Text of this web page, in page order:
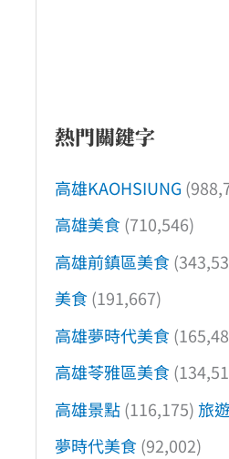
熱門關鍵字
高雄KAOHSIUNG
高雄美食 (710,546)
高雄前鎮區美食
美食 (191,667)
高雄夢時代美食
高雄苓雅區美食
高雄景點(116,175) 旅
夢時代美食 (92,002)